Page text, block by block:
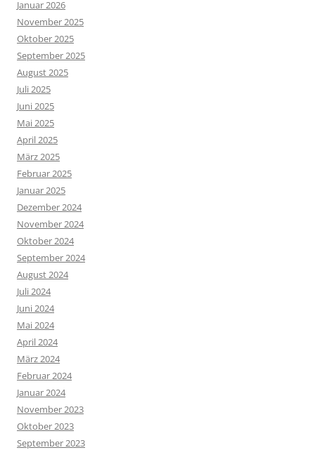
Januar 2026
November 2025
Oktober 2025
September 2025
August 2025
Juli 2025
Juni 2025
Mai 2025
April 2025
März 2025
Februar 2025
Januar 2025
Dezember 2024
November 2024
Oktober 2024
September 2024
August 2024
Juli 2024
Juni 2024
Mai 2024
April 2024
März 2024
Februar 2024
Januar 2024
November 2023
Oktober 2023
September 2023